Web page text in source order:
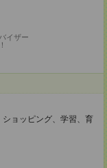
イザー
ョッピング、学習、育